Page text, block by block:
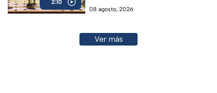
2:10
08 agosto, 2026
Ver más